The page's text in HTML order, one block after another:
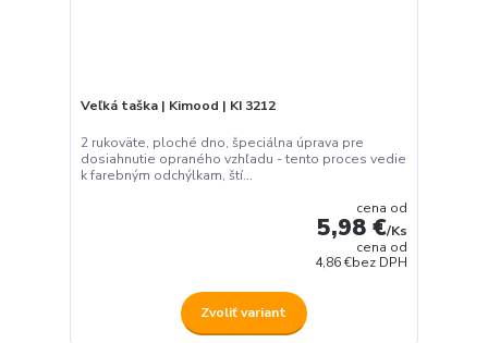
Veľká taška | Kimood | KI 3212
2 rukoväte, ploché dno, špeciálna úprava pre
dosiahnutie opraného vzhľadu - tento proces vedie
k farebným odchýlkam, ští...
cena od
5,98 €/Ks
cena od
4,86 €bez DPH
Zvoliť variant